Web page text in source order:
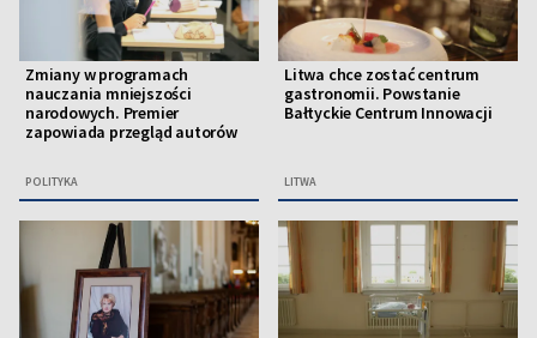
Zmiany w programach
nauczania mniejszości
narodowych. Premier
zapowiada przegląd autorów
POLITYKA
Litwa chce zostać centrum
gastronomii. Powstanie
Bałtyckie Centrum Innowacji
LITWA